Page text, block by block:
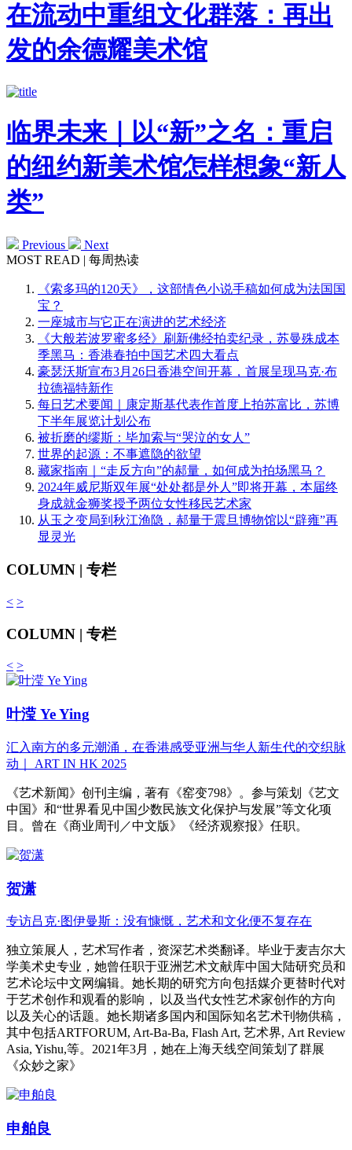
在流动中重组文化群落：再出
发的余德耀美术馆
临界未来｜以“新”之名：重启
的纽约新美术馆怎样想象“新人
类”
Previous
Next
MOST READ | 每周热读
《索多玛的120天》，这部情色小说手稿如何成为法国国
宝？
一座城市与它正在演进的艺术经济
《大般若波罗蜜多经》刷新佛经拍卖纪录，苏曼殊成本
季黑马：香港春拍中国艺术四大看点
豪瑟沃斯宣布3月26日香港空间开幕，首展呈现马克·布
拉德福特新作
每日艺术要闻｜康定斯基代表作首度上拍苏富比，苏博
下半年展览计划公布
被折磨的缪斯：毕加索与“哭泣的女人”
世界的起源：不事遮隐的欲望
藏家指南｜“走反方向”的郝量，如何成为拍场黑马？
2024年威尼斯双年展“处处都是外人”即将开幕，本届终
身成就金狮奖授予两位女性移民艺术家
从玉之变局到秋江渔隐，郝量于震旦博物馆以“辟雍”再
显灵光
COLUMN | 专栏
< >
COLUMN | 专栏
< >
叶滢 Ye Ying
汇入南方的多元潮涌，在香港感受亚洲与华人新生代的交织脉
动｜ ART IN HK 2025
《艺术新闻》创刊主编，著有《窑变798》。参与策划《艺文
中国》和“世界看见中国少数民族文化保护与发展”等文化项
目。曾在《商业周刊／中文版》《经济观察报》任职。
贺潇
专访吕克·图伊曼斯：没有慷慨，艺术和文化便不复存在
独立策展人，艺术写作者，资深艺术类翻译。毕业于麦吉尔大
学美术史专业，她曾任职于亚洲艺术文献库中国大陆研究员和
艺术论坛中文网编辑。她长期的研究方向包括媒介更替时代对
于艺术创作和观看的影响， 以及当代女性艺术家创作的方向
以及关心的话题。她长期诸多国内和国际知名艺术刊物供稿，
其中包括ARTFORUM, Art-Ba-Ba, Flash Art, 艺术界, Art Review
Asia, Yishu,等。2021年3月，她在上海天线空间策划了群展
《众妙之家》
申舶良